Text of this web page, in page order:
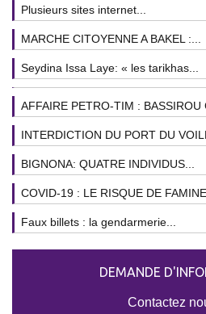
Plusieurs sites internet...
MARCHE CITOYENNE A BAKEL :...
Seydina Issa Laye: « les tarikhas...
AFFAIRE PETRO-TIM : BASSIROU
INTERDICTION DU PORT DU
BIGNONA: QUATRE INDIVIDUS...
COVID-19 : LE RISQUE DE FAMINE
Faux billets : la gendarmerie...
DEMANDE
Contactez